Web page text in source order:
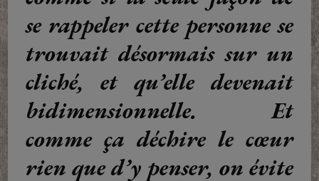
se rappeler cette personne se
trouvait désormais sur un
cliché, et qu’elle devenait
bidimensionnelle. Et
comme ça déchire le cœur
rien que d’y penser, on évite